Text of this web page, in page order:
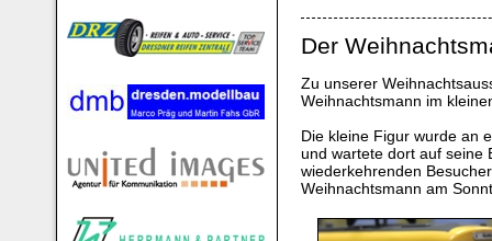
Der
Zu unserer
Weihnachtsmann im
Die kleine Figur wurde an
und wartete dort auf seine
wiederkehrenden
Weihnachtsmann am